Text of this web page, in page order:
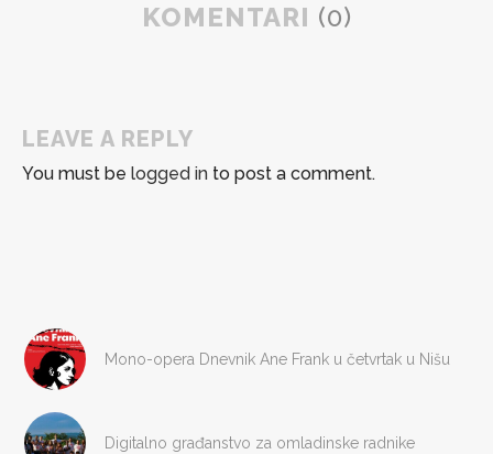
KOMENTARI (0)
LEAVE A REPLY
You must be logged in to post a comment.
Mono-opera Dnevnik Ane Frank u četvrtak u Nišu
Digitalno građanstvo za omladinske radnike